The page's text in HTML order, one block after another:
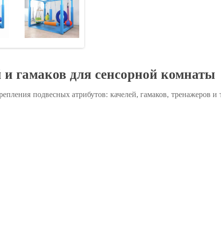
гамаков для сенсорной комнаты
подвесных атрибутов: качелей, гамаков,